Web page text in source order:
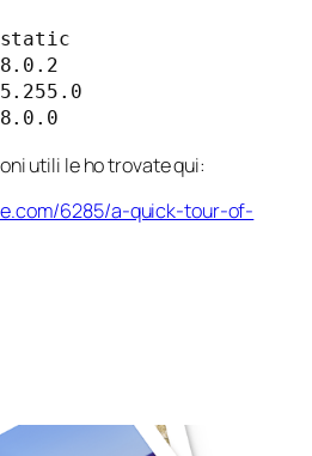
utili le ho trovate qui:
6285/a-quick-tour-of-